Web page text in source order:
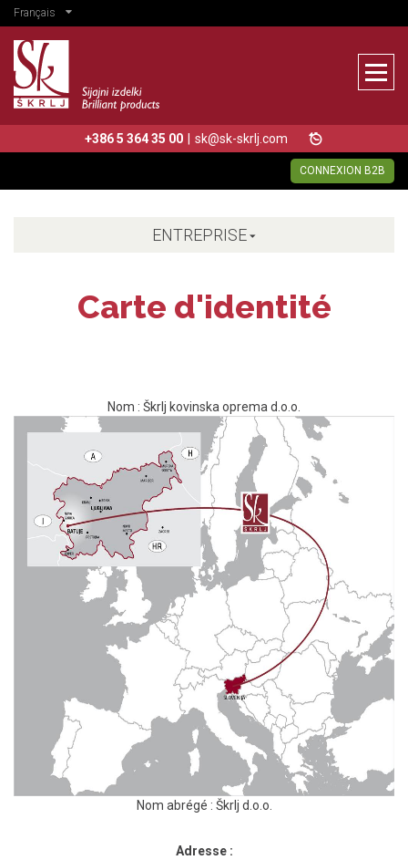
Français
+386 5 364 35 00 | sk@sk-skrlj.com
CONNEXION B2B
ENTREPRISE
Carte d'identité
Nom : Škrlj kovinska oprema d.o.o.
Nom abrégé : Škrlj d.o.o.
Adresse :